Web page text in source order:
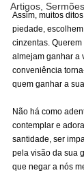
Artigos,
Assim, muitos
piedade,
cinzentas.
almejam ganhar a
conveniência
quem ganhar a
Não há como
contemplar e
santidade, ser
pela visão da sua
que negar a nós